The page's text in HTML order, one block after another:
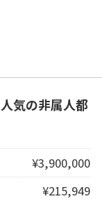
気の非属人都
¥3,900,000
¥215,949